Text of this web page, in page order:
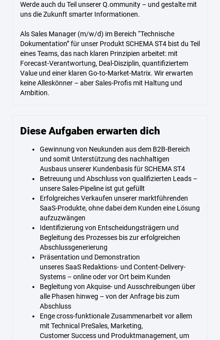
Werde auch du Teil unserer Q.ommunity – und gestalte mit
uns die Zukunft smarter Informationen.
Als Sales Manager (m/w/d) im Bereich “Technische
Dokumentation” für unser Produkt SCHEMA ST4 bist du Teil
eines Teams, das nach klaren Prinzipien arbeitet: mit
Forecast-Verantwortung, Deal-Disziplin, quantifiziertem
Value und einer klaren Go-to-Market-Matrix. Wir erwarten
keine Alleskönner – aber Sales-Profis mit Haltung und
Ambition.
Diese Aufgaben erwarten dich
Gewinnung von Neukunden aus dem B2B-Bereich
und somit Unterstützung des nachhaltigen
Ausbaus unserer Kundenbasis für SCHEMA ST4
Betreuung und Abschluss von qualifizierten Leads –
unsere Sales-Pipeline ist gut gefüllt
Erfolgreiches Verkaufen unserer marktführenden
SaaS-Produkte, ohne dabei dem Kunden eine Lösung
aufzuzwängen
Identifizierung von Entscheidungsträgern und
Begleitung des Prozesses bis zur erfolgreichen
Abschlussgenerierung
Präsentation und Demonstration
unseres SaaS Redaktions- und Content-Delivery-
Systems – online oder vor Ort beim Kunden
Begleitung von Akquise- und Ausschreibungen über
alle Phasen hinweg – von der Anfrage bis zum
Abschluss
Enge cross-funktionale Zusammenarbeit vor allem
mit Technical PreSales, Marketing,
Customer Success und Produktmanagement, um